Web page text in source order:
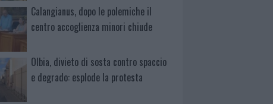
Calangianus, dopo le polemiche il
centro accoglienza minori chiude
Olbia, divieto di sosta contro spaccio
e degrado: esplode la protesta